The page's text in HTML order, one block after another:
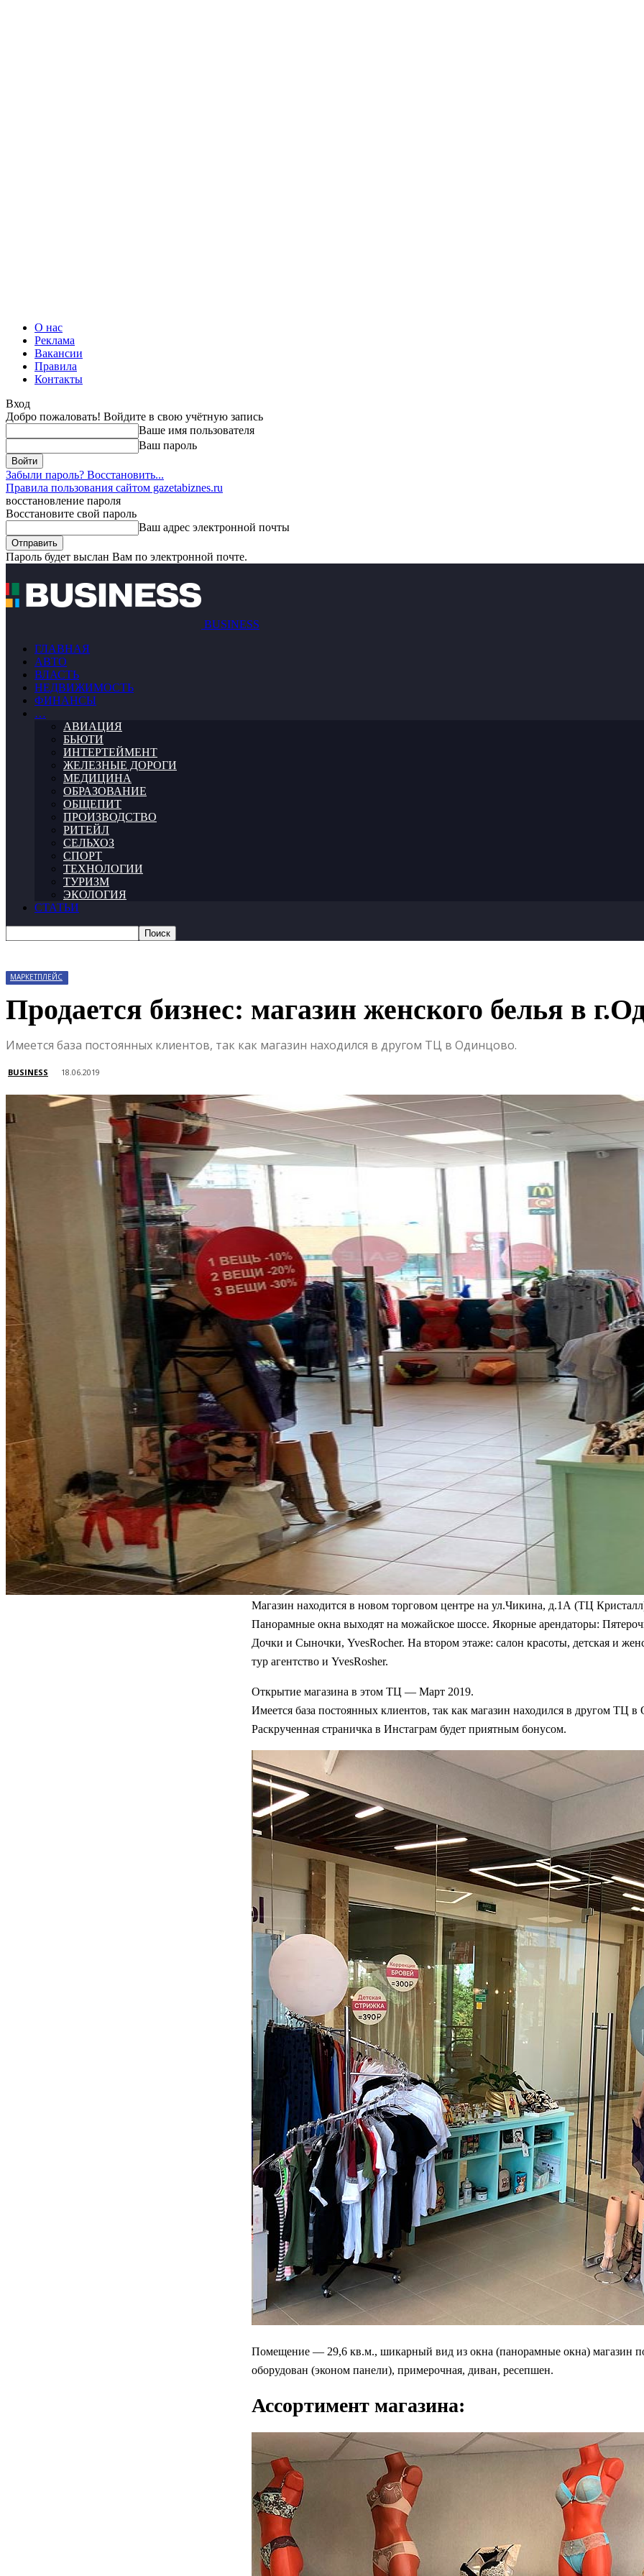
О нас
Реклама
Вакансии
Правила
Контакты
Вход
Добро пожаловать! Войдите в свою учётную запись
Ваше имя пользователя
Ваш пароль
Забыли пароль? Восстановить...
Правила пользования сайтом gazetabiznes.ru
восстановление пароля
Восстановите свой пароль
Ваш адрес электронной почты
Пароль будет выслан Вам по электронной почте.
BUSINESS
ГЛАВНАЯ
АВТО
ВЛАСТЬ
НЕДВИЖИМОСТЬ
ФИНАНСЫ
…
АВИАЦИЯ
БЬЮТИ
ИНТЕРТЕЙМЕНТ
ЖЕЛЕЗНЫЕ ДОРОГИ
МЕДИЦИНА
ОБРАЗОВАНИЕ
ОБЩЕПИТ
ПРОИЗВОДСТВО
РИТЕЙЛ
СЕЛЬХОЗ
СПОРТ
ТЕХНОЛОГИИ
ТУРИЗМ
ЭКОЛОГИЯ
СТАТЬИ
МАРКЕТПЛЕЙС
Продается бизнес: магазин женского белья в
Имеется база постоянных клиентов, так как магазин находился в другом ТЦ в Одинцово.
BUSINESS 18.06.2019
Магазин находится в новом торговом центре на ул.Чикина, д.1А (ТЦ
Панорамные окна выходят на можайское шоссе. Якорные арендаторы:
Дочки и Сыночки, YvesRocher. На втором этаже: салон красоты, детская и
тур агентство и YvesRosher.
Открытие магазина в этом ТЦ — Март 2019.
Имеется база постоянных клиентов, так как магазин находился в другом ТЦ
Раскрученная страничка в Инстаграм будет приятным бонусом.
Помещение — 29,6 кв.м., шикарный вид из окна (панорамные окна) магазин
оборудован (эконом панели), примерочная, диван, ресепшен.
Ассортимент магазина: